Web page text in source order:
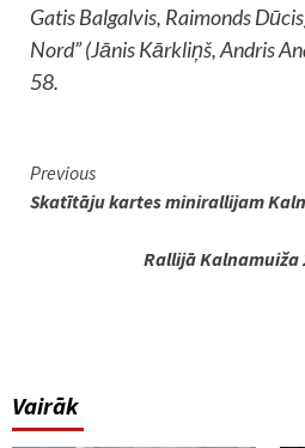
Gatis Balgalvis, Raimonds
Nord” (Jānis Kārkliņš, Andris
58.
Continue
Reading
Previous
Skatītāju kartes minirallijam
Rallijā Kalnamuiža
Vairāk